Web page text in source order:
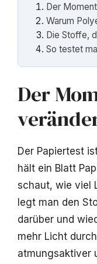
Der
Warum
Die Stoffe,
So testet
Der
Der Papiertest
hält ein Blatt
schaut, wie viel
legt man den
darüber und
mehr Licht
atmungsaktiver